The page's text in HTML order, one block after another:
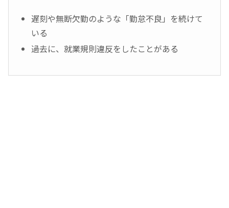
遅刻や無断欠勤のような「勤怠不良」を続けて
いる
過去に、就業規則違反をしたことがある